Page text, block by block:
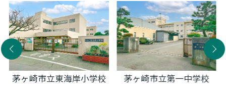
茅ヶ崎市立東海岸小学校 茅ヶ崎市立第一中学校